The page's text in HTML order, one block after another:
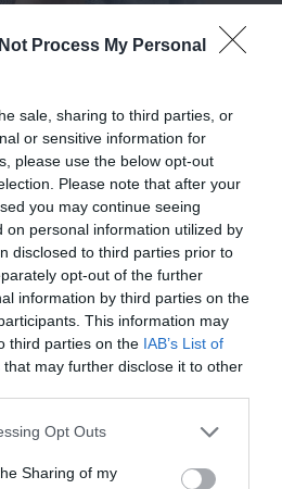
Process My Personal
sale, sharing to third parties, or
or sensitive information for
please use the below opt-out
Please note that after your
you may continue seeing
on personal information utilized by
disclosed to third parties prior to
opt-out of the further
information by third parties on the
This information may
third parties on the IAB’s List of
that may further disclose it to other
app uses one or more Google
behaviour. You may click to
Opt Outs
Sharing of my
τα συμπτώματα